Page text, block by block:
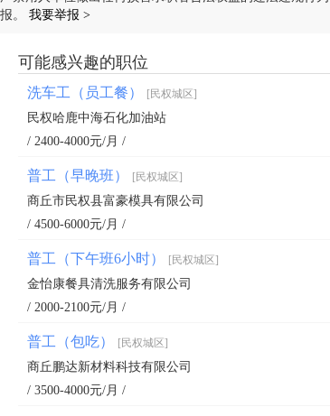
报。 我要举报 >
可能感兴趣的职位
洗车工（员工餐） [民权城区]
民权哈鹿中海石化加油站
/ 2400-4000元/月 /
普工（早晚班） [民权城区]
商丘市民权县富豪模具有限公司
/ 4500-6000元/月 /
普工（下午班6小时） [民权城区]
金怡康餐具清洗服务有限公司
/ 2000-2100元/月 /
普工（包吃） [民权城区]
商丘鹏达新材料科技有限公司
/ 3500-4000元/月 /